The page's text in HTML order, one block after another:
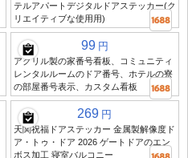
テルアパートデジタルドアステッカー(ク
リエイティブな使用用)
99 円
アクリル製の家番号看板、コミュニティ
レンタルルームのドア番号、ホテルの寮
の部屋番号表示、カスタム看板
269 円
天関祝福ドアステッカー 金属製解像度ド
ア・トゥ・ドア 2026 ゲートドアのエン
ボス加工 寝室バルコニー